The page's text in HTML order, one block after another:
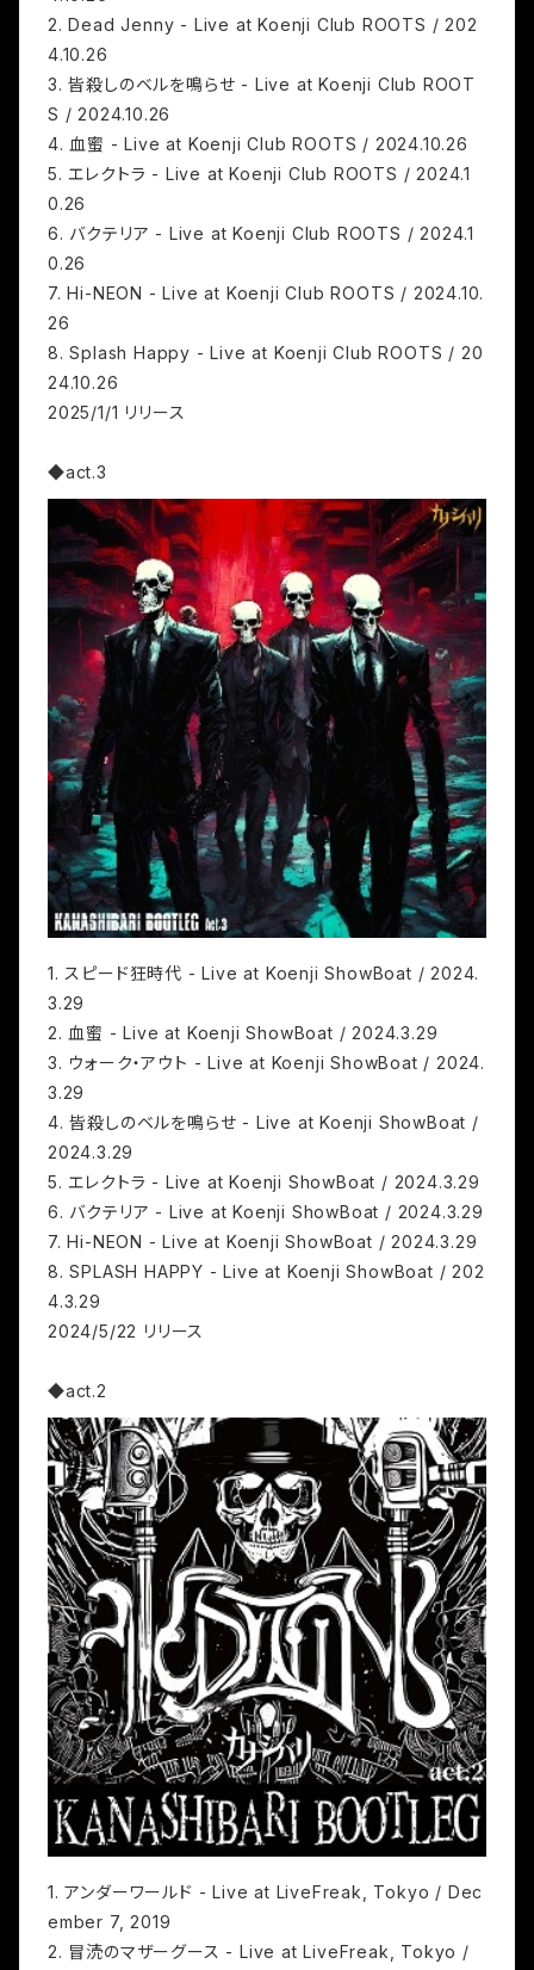
2. Dead Jenny - Live at Koenji Club ROOTS / 202
4.10.26
3. 皆殺しのベルを鳴らせ - Live at Koenji Club ROOT
S / 2024.10.26
4. 血蜜 - Live at Koenji Club ROOTS / 2024.10.26
5. エレクトラ - Live at Koenji Club ROOTS / 2024.1
0.26
6. バクテリア - Live at Koenji Club ROOTS / 2024.1
0.26
7. Hi-NEON - Live at Koenji Club ROOTS / 2024.10.
26
8. Splash Happy - Live at Koenji Club ROOTS / 20
24.10.26
2025/1/1 リリース
◆act.3
1. スピード狂時代 - Live at Koenji ShowBoat / 2024.
3.29
2. 血蜜 - Live at Koenji ShowBoat / 2024.3.29
3. ウォーク・アウト - Live at Koenji ShowBoat / 2024.
3.29
4. 皆殺しのベルを鳴らせ - Live at Koenji ShowBoat /
2024.3.29
5. エレクトラ - Live at Koenji ShowBoat / 2024.3.29
6. バクテリア - Live at Koenji ShowBoat / 2024.3.29
7. Hi-NEON - Live at Koenji ShowBoat / 2024.3.29
8. SPLASH HAPPY - Live at Koenji ShowBoat / 202
4.3.29
2024/5/22 リリース
◆act.2
1. アンダーワールド - Live at LiveFreak, Tokyo / Dec
ember 7, 2019
2. 冒涜のマザーグース - Live at LiveFreak, Tokyo /